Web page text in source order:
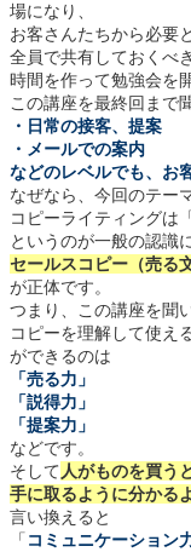
場になり、
お客さんたちから必要
全員で共有しておくべ
時間を作って勉強会を
この講座を最終回まで
・日常の接客、提案
・メールでの案内
などのレベルでも、お
なぜなら、今回のテー
コピーライティングは
というのが一般の認識
セールスコピー（売る
が正体です。
つまり、この講座を聞
コピーを理解して使え
ができるのは
「売る力」
「説得力」
「提案力」
などです。
そして人がものを買う
手に取るように分かる
言い換えると
「 コミュニケーション